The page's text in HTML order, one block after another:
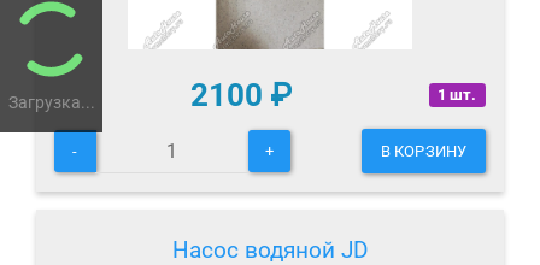
Загрузка... 1 шт.
2100 ₽
- + В КОРЗИНУ
Насос водяной JD